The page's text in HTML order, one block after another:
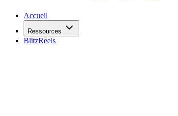
Accueil
Ressources
BlitzReels